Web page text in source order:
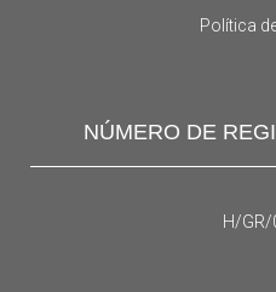
Política
NÚMERO DE
H/GR/